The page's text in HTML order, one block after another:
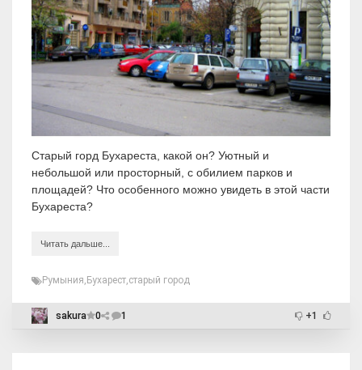
Старый горд Бухареста, какой он? Уютный и
небольшой или просторный, с обилием парков и
площадей? Что особенного можно увидеть в этой части
Бухареста?
Читать дальше...
Румыния Бухарест старый город
sakura 0 1 +1